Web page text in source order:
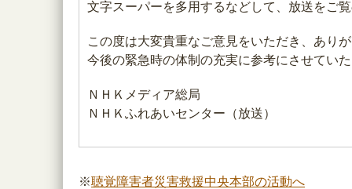
文字スーパーを多用するなどして、放送をご
この度は大変貴重なご意見をいただき、あり
今後の緊急時の体制の充実に参考にさせてい
ＮＨＫメディア総局
ＮＨＫふれあいセンター（放送）
※聴覚障害者災害救援中央本部の活動へ